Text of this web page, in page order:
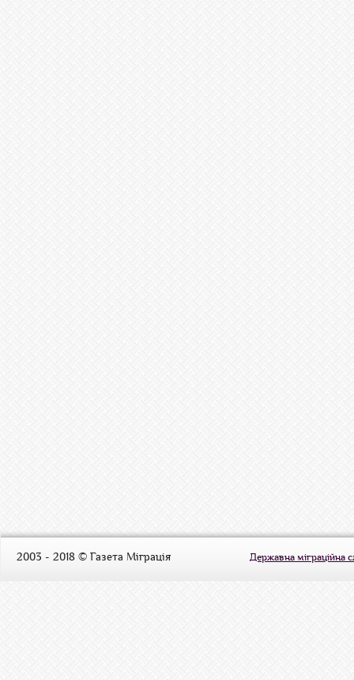
2003 - 2018 © Газета Міграція Державна міграційна